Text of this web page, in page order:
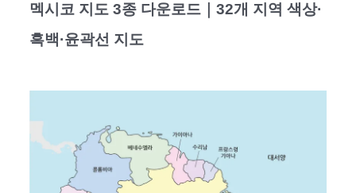
멕시코 지도 3종 다운로드｜32개 지역 색상·
흑백·윤곽선 지도